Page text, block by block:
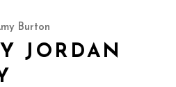
Burton
JORDAN